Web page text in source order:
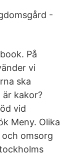
-
På
vi
ska
kakor?
vid
Meny. Olika
omsorg